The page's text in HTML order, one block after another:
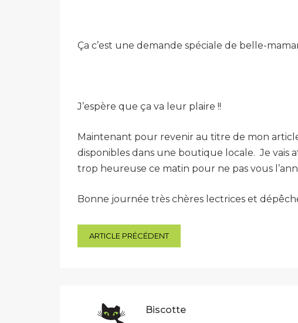
Ça c’est une demande spéciale de belle-
J’espère que ça va leur plaire !!
Maintenant pour revenir au titre de mon
disponibles dans une boutique locale. Je vais
trop heureuse ce matin pour ne pas vous
Bonne journée très chères lectrices et
Navigation
ARTICLE PRÉCÉDENT
Biscotte